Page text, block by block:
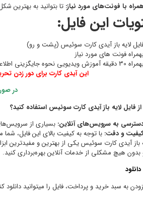
با فونت‌های مورد نیاز: تا بتوانید به بهترین
این فایل:
لایه باز آیدی کارت سوئیس (پشت و رو)
فونت های مورد نیاز
ویدیویی نحوه جایگزینی اطلاعات مدارک (که طریقه جایگزینی برای تمامی مدارک یکسان میباشد)
این آیدی کارت برای دور زدن
در
از فایل لایه باز آیدی کارت سوئیس استفاده کنید؟
به سرویس‌های آنلاین: بسیاری از
و دقت: با توجه به کیفیت بالای این فایل، شما
باز آیدی کارت سوئیس یکی از بهترین و مفیدترین
هیچ مشکلی از خدمات آنلاین بهره‌برداری کنید.
به سبد خرید و پرداخت، فایل را میتوانید دانلود